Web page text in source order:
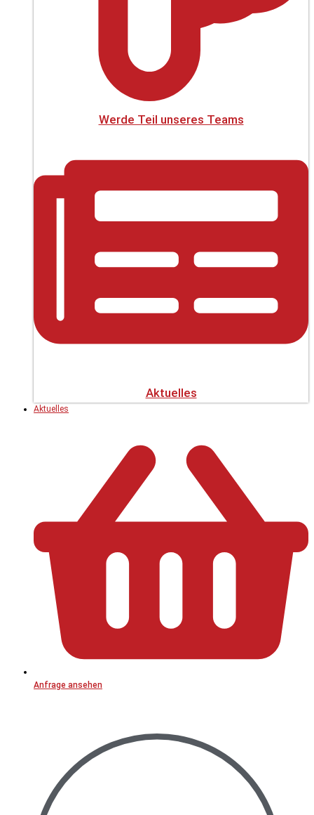
Werde Teil unseres Teams
Aktuelles
Aktuelles
Anfrage ansehen